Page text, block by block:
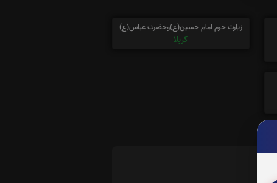
زیارت حرم امام حسین(ع)وحضرت عباس(ع)
کربلا